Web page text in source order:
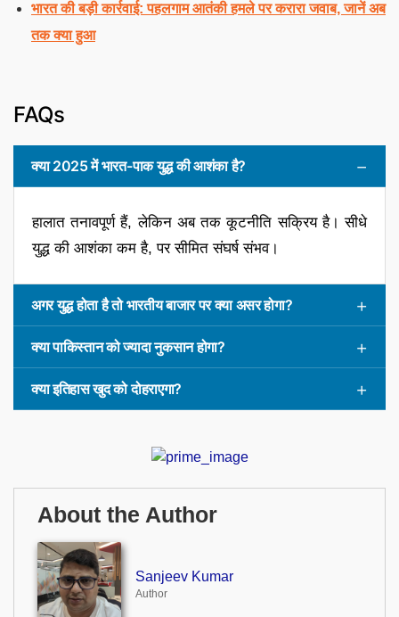
भारत की बड़ी कार्रवाई: पहलगाम आतंकी हमले पर करारा जवाब, जानें अब
तक क्या हुआ
FAQs
क्या 2025 में भारत-पाक युद्ध की आशंका है?
हालात तनावपूर्ण हैं, लेकिन अब तक कूटनीति सक्रिय है। सीधे
युद्ध की आशंका कम है, पर सीमित संघर्ष संभव।
अगर युद्ध होता है तो भारतीय बाजार पर क्या असर होगा?
क्या पाकिस्तान को ज्यादा नुकसान होगा?
क्या इतिहास खुद को दोहराएगा?
About the Author
Sanjeev Kumar
Author